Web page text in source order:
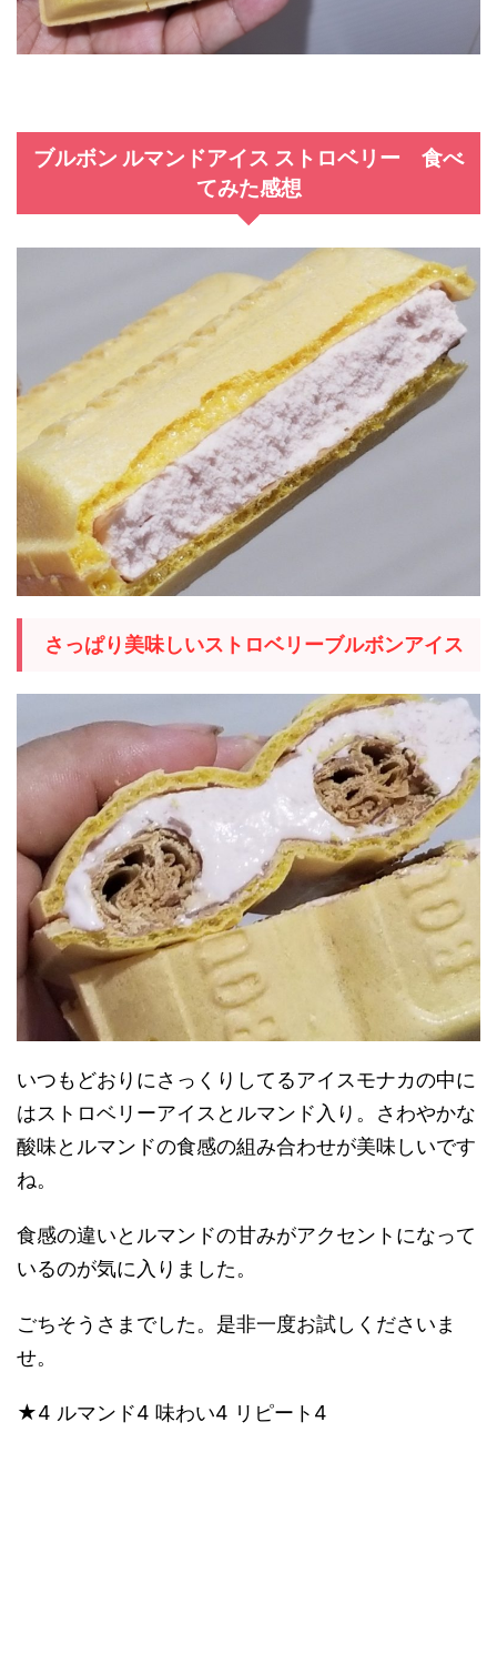
ブルボン ルマンドアイス ストロベリー 食べ
てみた感想
さっぱり美味しいストロベリーブルボンアイス
いつもどおりにさっくりしてるアイスモナカの中に
はストロベリーアイスとルマンド入り。さわやかな
酸味とルマンドの食感の組み合わせが美味しいです
ね。
食感の違いとルマンドの甘みがアクセントになって
いるのが気に入りました。
ごちそうさまでした。是非一度お試しくださいま
せ。
★4 ルマンド4 味わい4 リピート4